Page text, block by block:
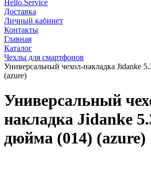
Hello.Service
Доставка
Личный кабинет
Контакты
Главная
Каталог
Чехлы для смартфонов
Универсальный чехол-накладка Jidanke
(azure)
Универсальный
накладка Jidanke
дюйма (014) (azure)